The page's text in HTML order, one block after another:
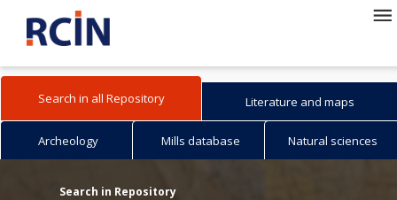
Search in all Repository Literature and maps
Archeology Mills database Natural sciences
Search in Repository